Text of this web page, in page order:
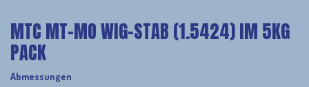
MTC MT-MO WIG-STAB (1.5424) IM 5KG
PACK
Abmessungen